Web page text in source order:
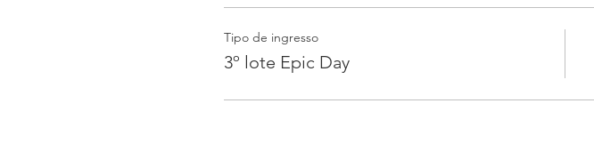
Tipo de ingresso
3º lote Epic Day